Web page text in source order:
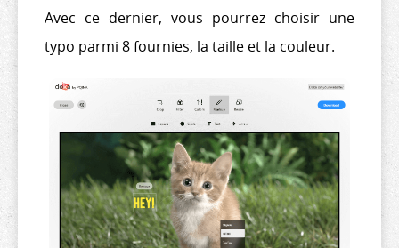
Avec ce dernier, vous pourrez choisir une
typo parmi 8 fournies, la taille et la couleur.